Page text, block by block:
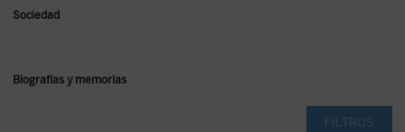
Sociedad
Biografías y memorias
FILTROS